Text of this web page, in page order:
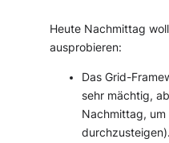
Heute Nachmittag
ausprobieren:
Das Grid-
sehr mächtig,
Nachmittag, um
durchzusteigen).